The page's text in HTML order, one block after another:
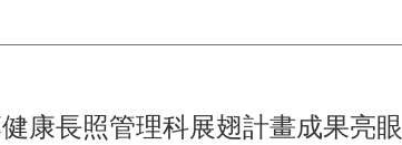
康長照管理科展翅計畫成果亮眼